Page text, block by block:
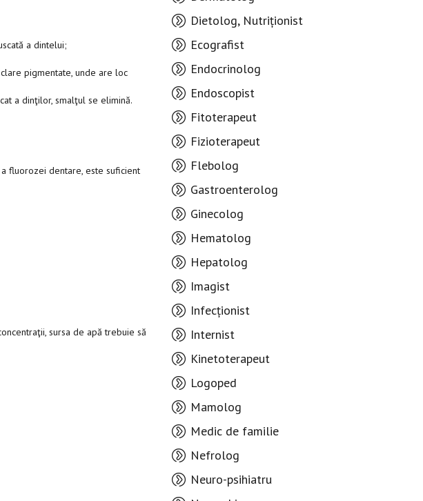
a dintelui;
pigmentate, unde are loc
a dinţilor, smalţul se elimină.
fluorozei dentare, este suficient
sursa de apă trebuie să
Dietolog, Nutriționist
Ecografist
Endocrinolog
Endoscopist
Fitoterapeut
Fizioterapeut
Flebolog
Gastroenterolog
Ginecolog
Hematolog
Hepatolog
Imagist
Infecționist
Internist
Kinetoterapeut
Logoped
Mamolog
Medic de familie
Nefrolog
Neuro-psihiatru